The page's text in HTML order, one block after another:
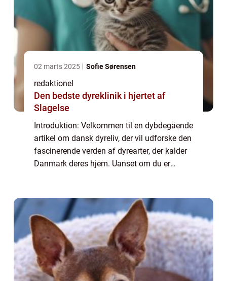
02 marts 2025 Sofie Sørensen
redaktionel
Den bedste dyreklinik i hjertet af
Slagelse
Introduktion: Velkommen til en dybdegående
artikel om dansk dyreliv, der vil udforske den
fascinerende verden af dyrearter, der kalder
Danmark deres hjem. Uanset om du er